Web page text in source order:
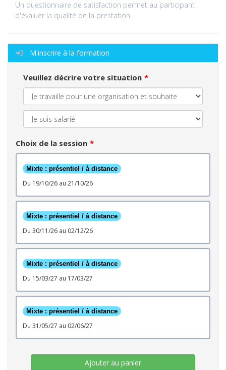
Un questionnaire de satisfaction permet au participant
d'évaluer la qualité de la prestation.
M'inscrire à la formation
Veuillez décrire votre situation
Choix de la session
Mixte : présentiel / à distance
du 19/10/26 au 21/10/26
Mixte : présentiel / à distance
du 30/11/26 au 02/12/26
Mixte : présentiel / à distance
du 15/03/27 au 17/03/27
Mixte : présentiel / à distance
du 31/05/27 au 02/06/27
Ajouter au panier